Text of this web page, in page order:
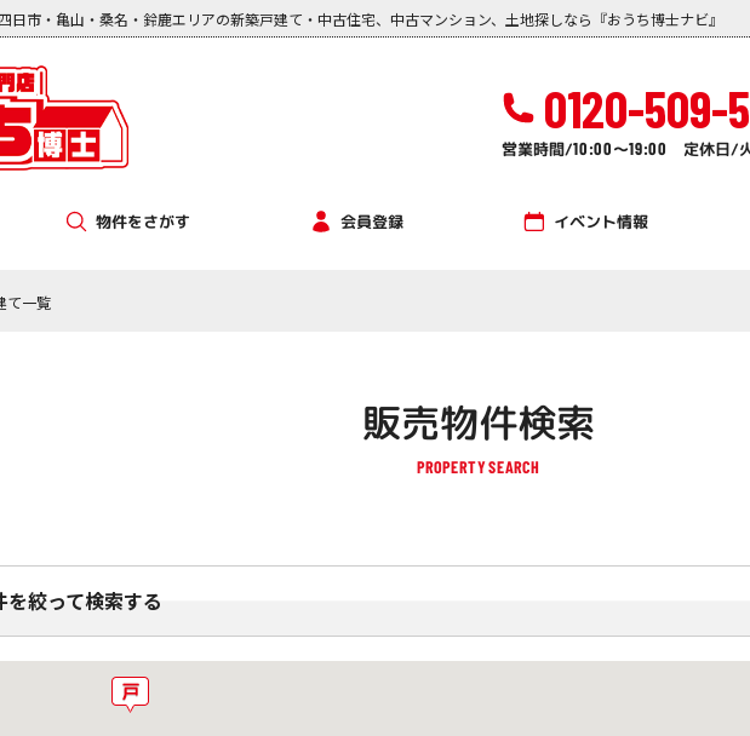
日市・亀山・桑名・鈴鹿エリアの新築戸建て・中古住宅、中古マンション、土地探しなら『おうち博士ナビ』
0120-509-
営業時間/10:00～19:00 定休日/
物件をさがす
会員登録 イベント情報
て一覧
販売物件検索
を絞って検索する